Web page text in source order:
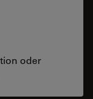
oder